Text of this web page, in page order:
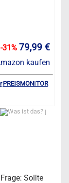
-31% 79,99 €
PREISMONITOR
|
Sollte